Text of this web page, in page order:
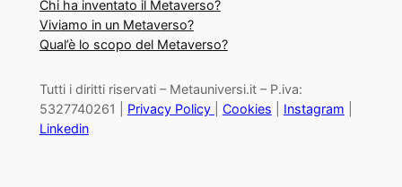
Chi ha inventato il Metaverso?
Viviamo in un Metaverso?
Qual’è lo scopo del Metaverso?
Tutti i diritti riservati – Metauniversi.it – P.iva:
5327740261 | Privacy Policy Cookies Instagram
Linkedin